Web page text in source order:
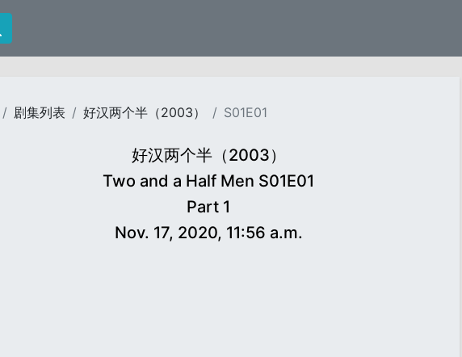
剧集列表 好汉两个半（2003） S01E01
好汉两个半（2003）
Two and a Half Men S01E01
Part 1
Nov. 17, 2020, 11:56 a.m.